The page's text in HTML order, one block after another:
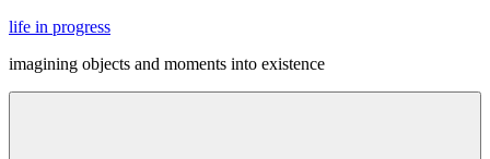
Skip
content
life in progress
imagining objects and moments into existence